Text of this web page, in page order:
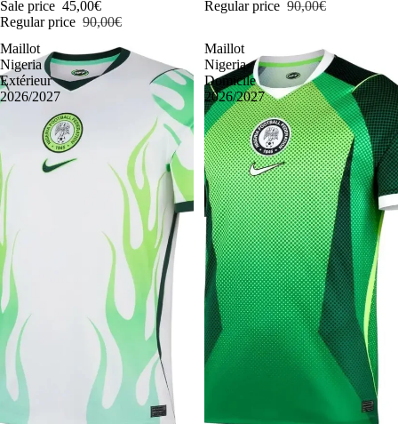
Sale price 45,00€
Regular price 90,00€
Regular price 90,00€
Maillot
Nigeria
Extérieur
2026/2027
Maillot
Nigeria
Domicile
2026/2027